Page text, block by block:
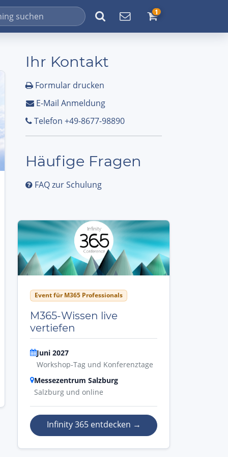
1
Ihr Kontakt
Formular drucken
E-Mail Anmeldung
Telefon +49-8677-98890
Häufige Fragen
FAQ zur Schulung
Event für M365 Professionals
M365-Wissen live
vertiefen
Juni 2027
Workshop-Tag und Konferenztage
Messezentrum Salzburg
Salzburg und online
Infinity 365 entdecken →